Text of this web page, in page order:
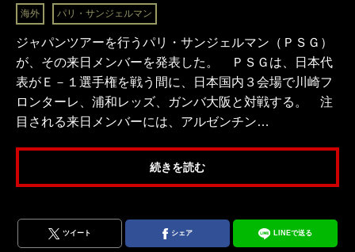
海外 パリ・サンジェルマン
ジャパンツアーを行うパリ・サンジェルマン（ＰＳＧ）
が、その来日メンバーを発表した。 ＰＳＧは、日本代
表がＥ－１選手権を戦う間に、日本国内３会場で川崎フ
ロンターレ、浦和レッズ、ガンバ大阪と対戦する。 注
目される来日メンバーには、アルゼンチン…
続きを読む
ツイート シェア LINEで送る